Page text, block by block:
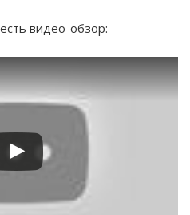
видео-обзор: